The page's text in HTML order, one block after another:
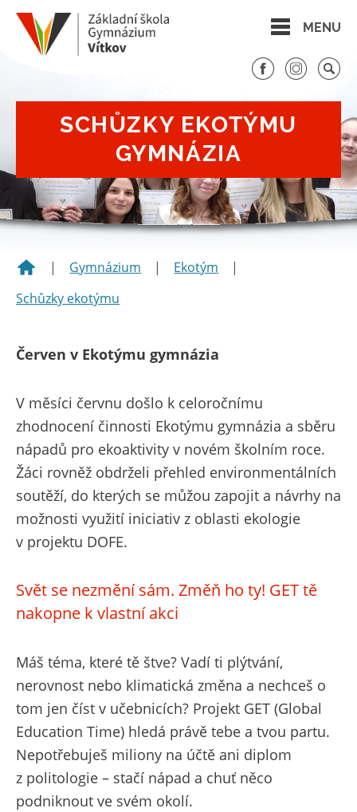
MENU
SCHŮZKY EKOTÝMU
GYMNÁZIA
| Gymnázium | Ekotým
|
Schůzky ekotýmu
Červen v Ekotýmu gymnázia
V měsíci červnu došlo k celoročnímu
zhodnocení činnosti Ekotýmu gymnázia a sběru
nápadů pro ekoaktivity v novém školním roce.
Žáci rovněž obdrželi přehled environmentálních
soutěží, do kterých se můžou zapojit a návrhy na
možnosti využití iniciativ z oblasti ekologie
v projektu DOFE.
Svět se nezmění sám. Změň ho ty! GET tě
nakopne k vlastní akci
Máš téma, které tě štve? Vadí ti plýtvání,
nerovnost nebo klimatická změna a nechceš o
tom jen číst v učebnicích? Projekt GET (Global
Education Time) hledá právě tebe a tvou partu.
Nepotřebuješ miliony na účtě ani diplom
z politologie – stačí nápad a chuť něco
podniknout ve svém okolí.